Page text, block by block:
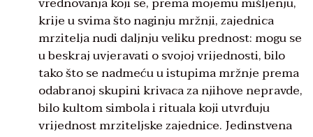
krije u svima što naginju mržnji, zajednica
mrzitelja nudi daljnju veliku prednost: mogu se
u beskraj uvjeravati o svojoj vrijednosti, bilo
tako što se nadmeću u istupima mržnje prema
odabranoj skupini krivaca za njihove nepravde,
bilo kultom simbola i rituala koji utvrđuju
vrijednost mrziteljske zajednice. Jedinstvena